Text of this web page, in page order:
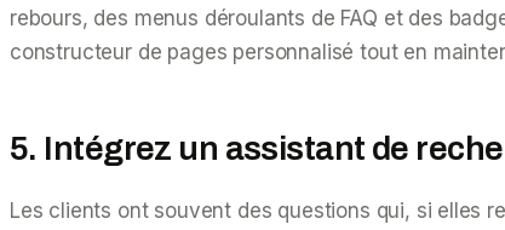
rebours, des menus déroulants de FAQ et des
constructeur de pages personnalisé tout en
5. Intégrez un assistant de
Les clients ont souvent des questions qui, si elles